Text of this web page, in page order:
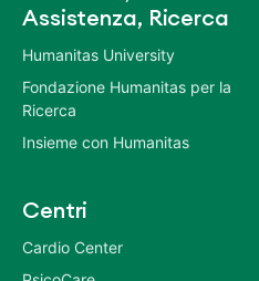
Assistenza, Ricerca
Humanitas University
Fondazione Humanitas per la
Ricerca
Insieme con Humanitas
Centri
Cardio Center